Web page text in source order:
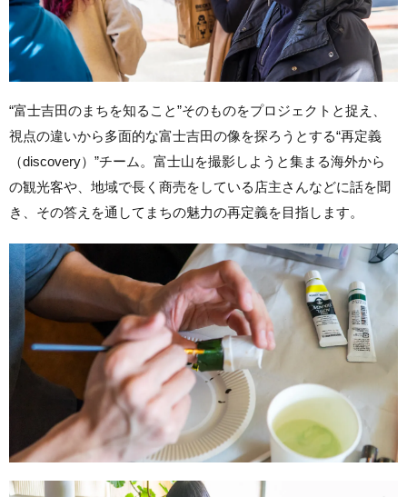
“富士吉田のまちを知ること”そのものをプロジェクトと捉え、
視点の違いから多面的な富士吉田の像を探ろうとする“再定義
（discovery）”チーム。富士山を撮影しようと集まる海外から
の観光客や、地域で長く商売をしている店主さんなどに話を聞
き、その答えを通してまちの魅力の再定義を目指します。